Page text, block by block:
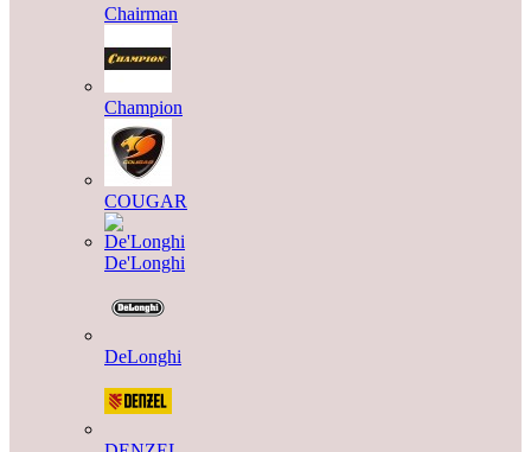
Chairman
Champion
COUGAR
De'Longhi
DeLonghi